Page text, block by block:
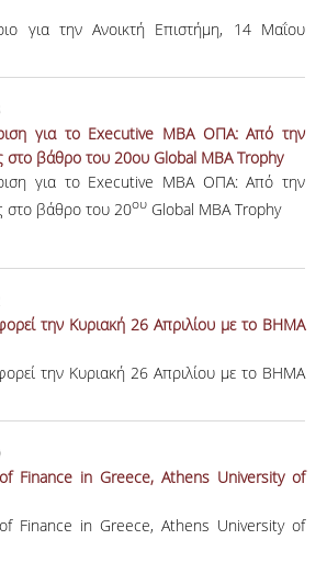
για την Ανοικτή Επιστήμη, 14 Μαΐου
για το Executive MBA ΟΠΑ: Από την
στο βάθρο του 20ου Global MBA Trophy
για το Executive MBA ΟΠΑ: Από την
στο βάθρο του 20ου Global MBA Trophy
την Κυριακή 26 Απριλίου με το ΒΗΜΑ
την Κυριακή 26 Απριλίου με το ΒΗΜΑ
Finance in Greece, Athens University of
Finance in Greece, Athens University of